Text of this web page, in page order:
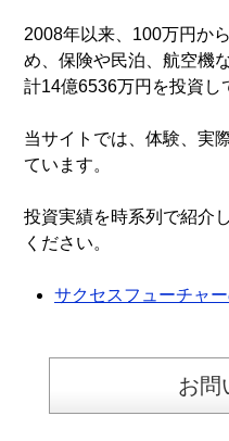
2008年以来、100万円か
め、保険や民泊、航空機
計14億6536万円を投資し
当サイトでは、体験、実
ています。
投資実績を時系列で紹介
ください。
サクセスフューチャ
お問